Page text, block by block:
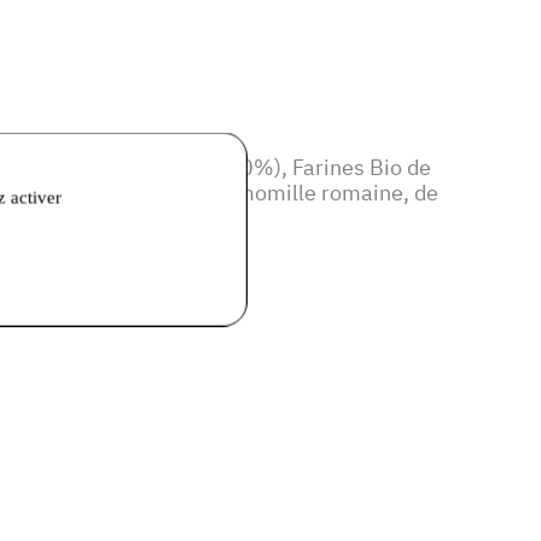
(blé 80% seigle 20%), Farines Bio de
essentielles de camomille romaine, de
activer